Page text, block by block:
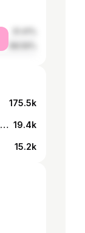
175.5k
Mistrovska svatba novomanzelu Kempnych 🔥 Bylo to krasne, uvolnene, super a gratuluju moc💥🙌 @michalkempny @m.a.r.m.e.l.a.d.a 19.4k
15.2k